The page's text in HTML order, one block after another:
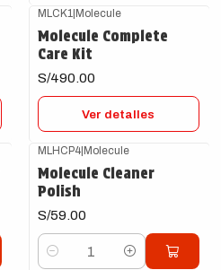
MLCK1 |Molecule
Molecule Complete
Care Kit
S/490.00
Ver detalles
MLHCP4|Molecule
Molecule Cleaner
Polish
S/59.00
Cantidad